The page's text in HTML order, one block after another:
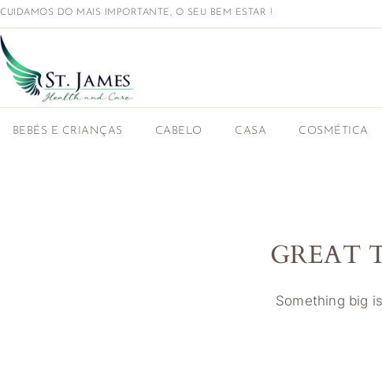
CUIDAMOS DO MAIS IMPORTANTE, O SEU BEM ESTAR !
BEBÉS E CRIANÇAS CABELO CASA COSMÉTICA
GREAT
Something big